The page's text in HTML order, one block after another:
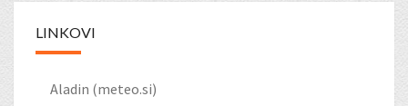
LINKOVI
Aladin (meteo.si)